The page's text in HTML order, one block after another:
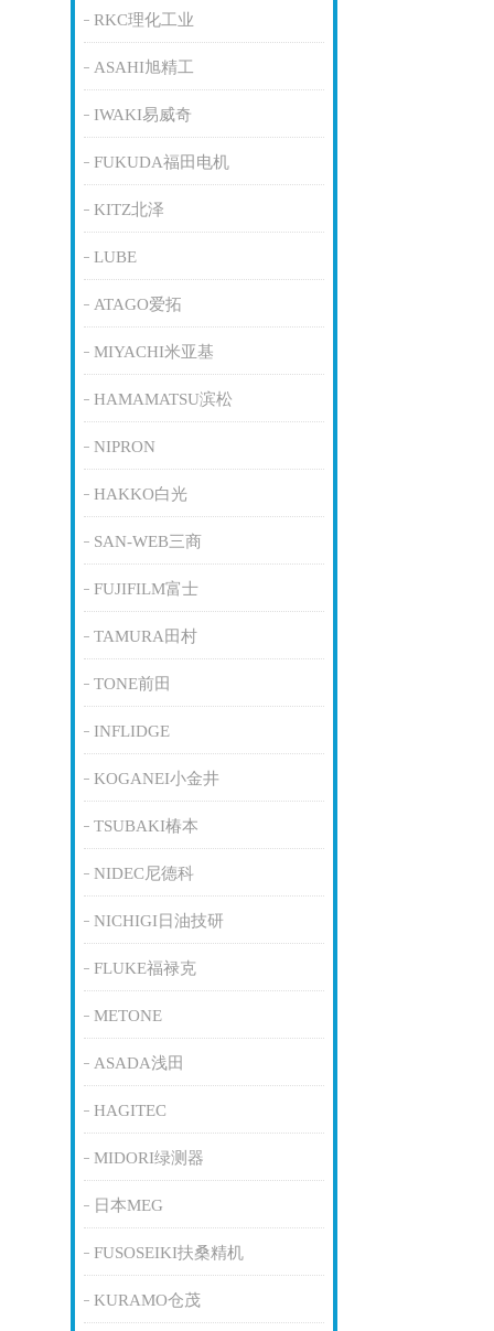
RKC理化工业
ASAHI旭精工
IWAKI易威奇
FUKUDA福田电机
KITZ北泽
LUBE
ATAGO爱拓
MIYACHI米亚基
HAMAMATSU滨松
NIPRON
HAKKO白光
SAN-WEB三商
FUJIFILM富士
TAMURA田村
TONE前田
INFLIDGE
KOGANEI小金井
TSUBAKI椿本
NIDEC尼德科
NICHIGI日油技研
FLUKE福禄克
METONE
ASADA浅田
HAGITEC
MIDORI绿测器
日本MEG
FUSOSEIKI扶桑精机
KURAMO仓茂